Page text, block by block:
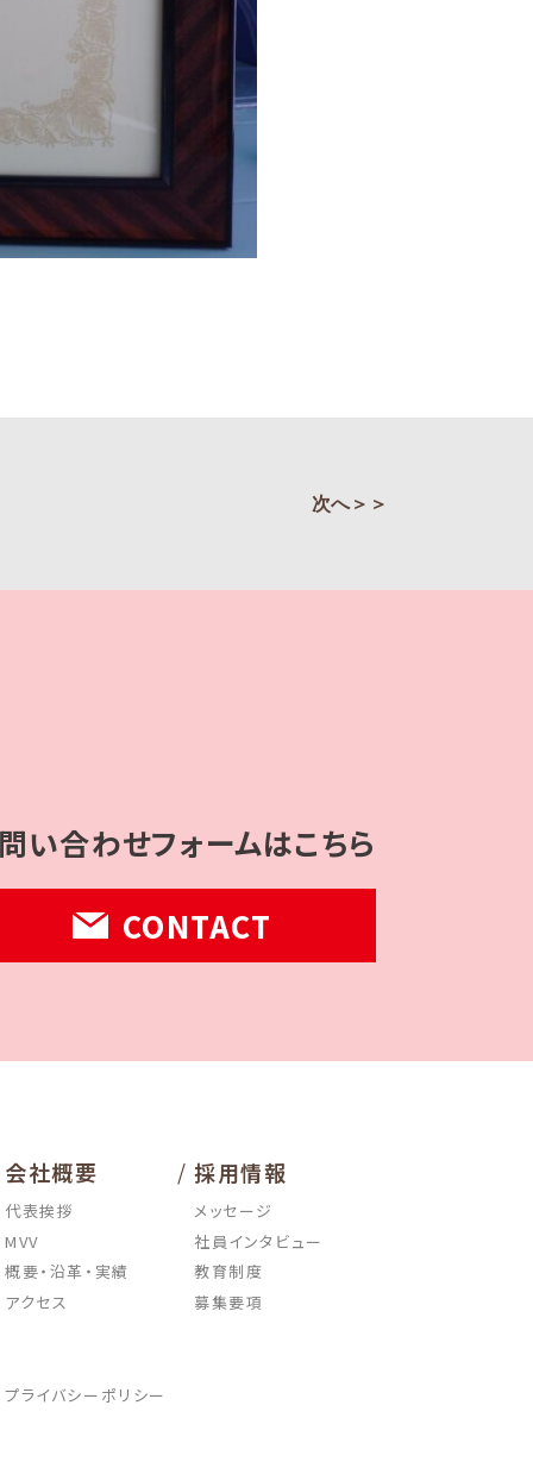
次へ＞＞
い合わせフォームはこちら
CONTACT
会社概要
代表挨拶
MVV
概要・沿革・実績
アクセス
/ 採用情報
メッセージ
社員インタビュー
教育制度
募集要項
プライバシーポリシー